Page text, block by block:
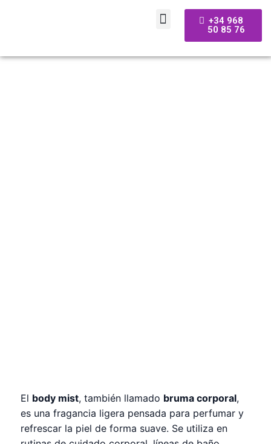
+34 968
50 85 76
El body mist, también llamado bruma corporal,
es una fragancia ligera pensada para perfumar y
refrescar la piel de forma suave. Se utiliza en